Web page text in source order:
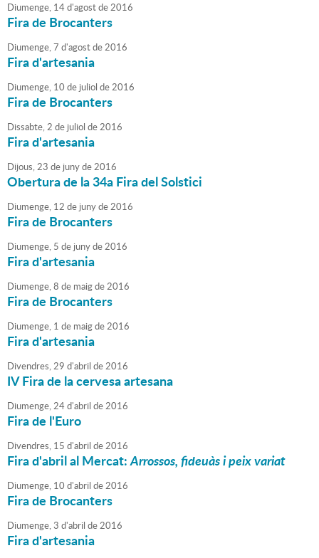
Diumenge, 14d'agostde2016
Fira de Brocanters
Diumenge,7 d'agostde2016
Fira d'artesania
Diumenge, 10 de juliol de2016
Fira de Brocanters
Dissabte,2 de juliol de2016
Fira d'artesania
Dijous,23 de junyde2016
Obertura de la 34a Fira del Solstici
Diumenge, 12 de junyde2016
Fira de Brocanters
Diumenge, 5 de junyde2016
Fira d'artesania
Diumenge,8 de maigde2016
Fira de Brocanters
Diumenge, 1 de maigde2016
Fira d'artesania
Divendres,29 d'abril de2016
IV Fira de la cervesa artesana
Diumenge,24d'abril de2016
Fira de l'Euro
Divendres, 15 d'abril de2016
Fira d'abril al Mercat:Arrossos, fideuàs i peix variat
Diumenge, 10 d'abril de2016
Fira de Brocanters
Diumenge,3 d'abril de2016
Fira d'artesania